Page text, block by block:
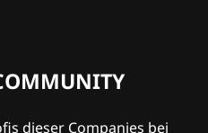
dieser Companies bei